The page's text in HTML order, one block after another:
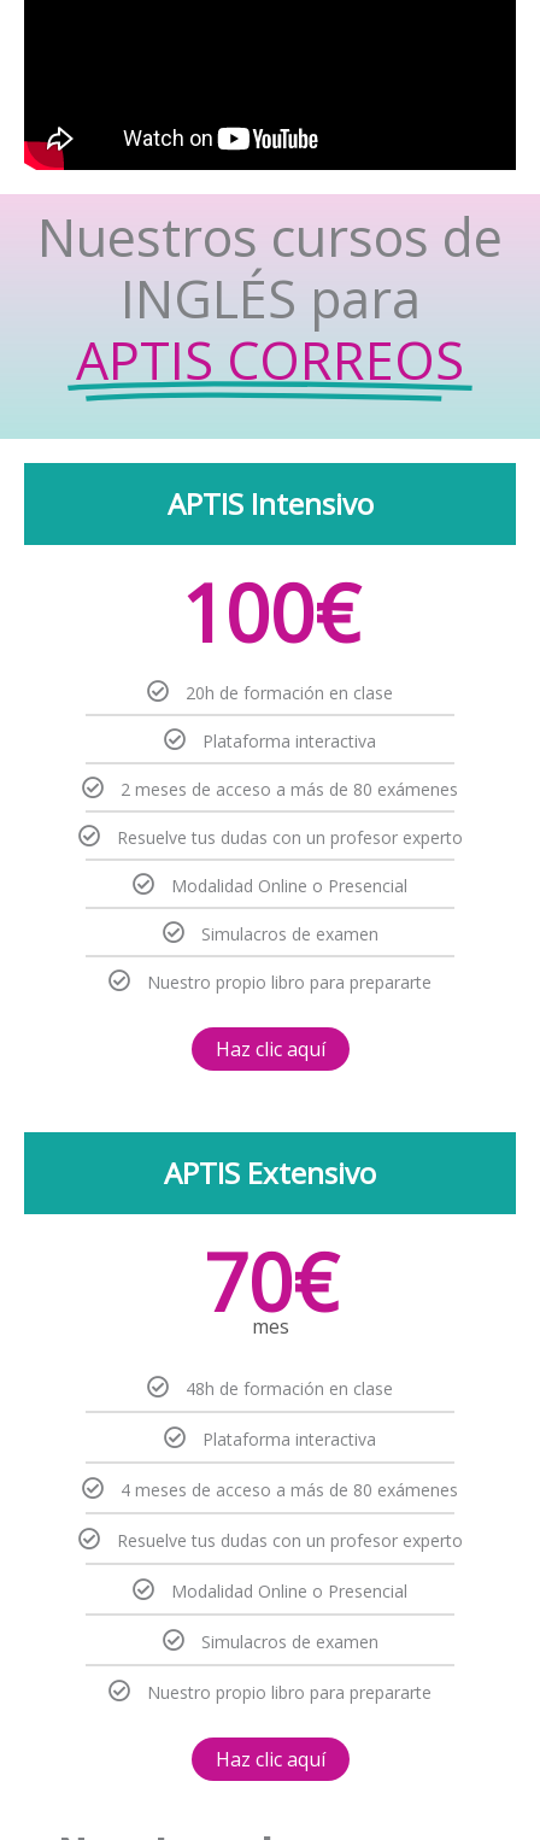
Nuestros cursos de
INGLÉS para
APTIS CORREOS
APTIS Intensivo
100€
20h de formación en clase​
Plataforma interactiva
2 meses de acceso a más de 80 exámenes
Resuelve tus dudas con un profesor experto
Modalidad Online o Presencial
Simulacros de examen
Nuestro propio libro para prepararte
Haz clic aquí
APTIS Extensivo
70€
mes
48h de formación en clase​
Plataforma interactiva
4 meses de acceso a más de 80 exámenes
Resuelve tus dudas con un profesor experto
Modalidad Online o Presencial
Simulacros de examen
Nuestro propio libro para prepararte
Haz clic aquí